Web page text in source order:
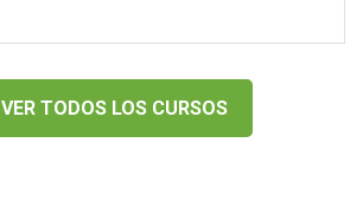
VER TODOS LOS CURSOS